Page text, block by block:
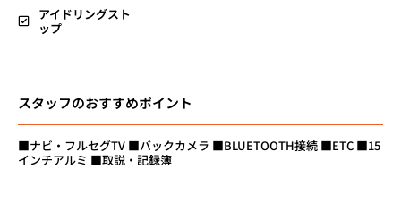
アイドリングスト
ップ
スタッフのおすすめポイント
■ナビ・フルセグTV ■バックカメラ ■BLUETOOTH接続 ■ETC ■15
インチアルミ ■取説・記録簿